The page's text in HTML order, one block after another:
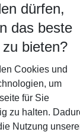
dürfen,
das beste
bieten?
Cookies und
um
für Sie
zu halten.
Nutzung